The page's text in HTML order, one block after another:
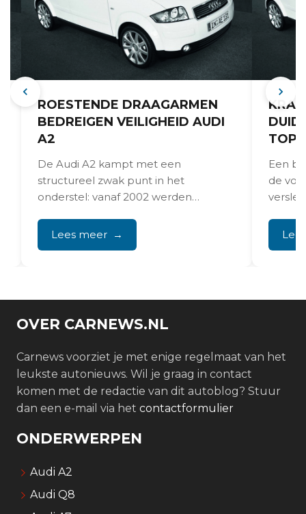
ROESTENDE DRAAGARMEN
BEDREIGEN VEILIGHEID AUDI
A2
De Audi A2 kampt met een
structureel zwak punt in het
onderstel: vanaf 2002 werden
door plaatstalen...
Lees meer
Een
de
met...
OVER CARNEWS.NL
Carnews voorziet je met enige regelmaat van het
leukste autonieuws. Wil je graag in contact
komen met de redactie van dit autoblog? Stuur
dan een e-mail via het contactformulier
ONDERWERPEN
Audi A2
Audi Q8